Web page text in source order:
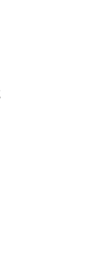
優勢：不蓄積水
潔：床體能直接
。通過專業防黴
中觀察七天，傳
體完全沒有黴菌